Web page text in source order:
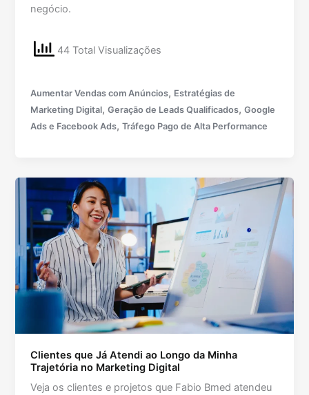
negócio.
44 Total Visualizações
Aumentar Vendas com Anúncios, Estratégias de
Marketing Digital,Geração de Leads Qualificados,Google
Ads e Facebook Ads,Tráfego Pago de Alta Performance
Clientes que Já Atendi ao Longo da Minha
Trajetória no Marketing Digital
Veja os clientes e projetos que Fabio Bmed atendeu